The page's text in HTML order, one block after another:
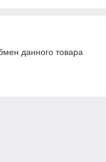
данного товара